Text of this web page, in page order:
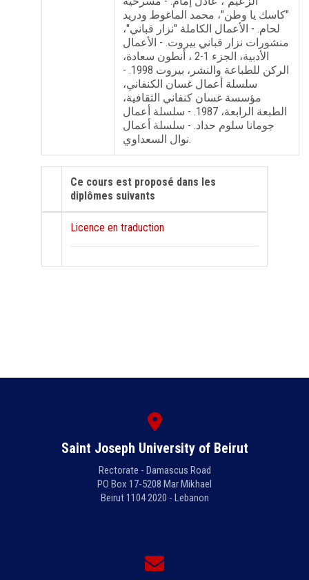
"كاسك يا وطن"، محمد الماغوط ودريد
لحام. - الأعمال الكاملة "نزار قباني"،
منشورات نزار قباني بيروت. - الأعمال
الأدبية، الجزء 1-2 ، أنطون سعادة،
الركن للطباعة والنشر، بيروت 1998. -
سلسلة أعمال غسان الكنفاني،
مؤسسة غسان كنفاني الثقافية،
الطبعة الرابعة، 1987. - سلسلة أعمال
جومانا سلوم حداد. - سلسلة أعمال
نوال السعداوي.
Ce cours est proposé dans les
diplômes suivants
Licence en traduction
Saint Joseph University of Beirut
Rectorate - Damascus Road
PO Box 17-5208 Mar Mikhael
Beirut 1104 2020 - Lebanon